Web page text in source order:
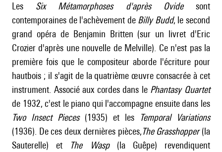
Les Six Métamorphoses d'après Ovidesont
contemporaines de l'achèvement de Billy Budd, le second
grand opéra de Benjamin Britten (sur un livret d'Eric
Crozier d'après une nouvelle de Melville). Ce n'est pas la
première fois que le compositeur aborde l'écriture pour
hautbois ; il s'agit de la quatrième œuvre consacrée à cet
instrument. Associé aux cordes dans le Phantasy Quartet
de 1932, c'est le piano qui l'accompagne ensuite dans les
Two Insect Pieces(1935) et les
Temporal Variations
(1936). De ces deux dernières pièces,The Grasshopper(la
Sauterelle) et
The Wasp(la Guêpe) revendiquent